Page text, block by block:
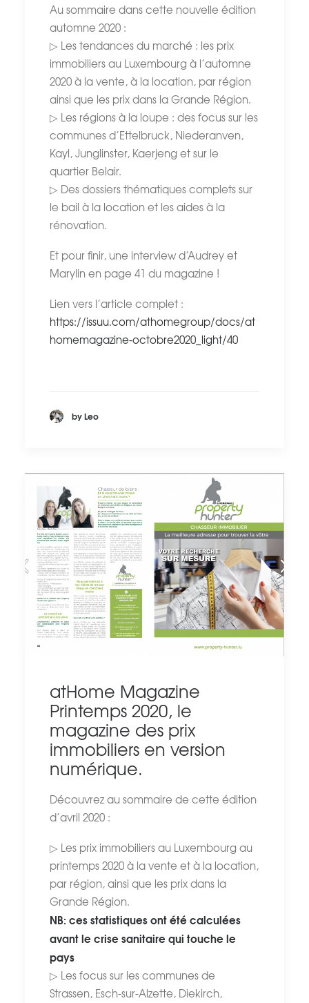
Au sommaire dans cette nouvelle édition
automne 2020 :
▷ Les tendances du marché : les prix
immobiliers au Luxembourg à l’automne
2020 à la vente, à la location, par région
ainsi que les prix dans la Grande Région.
▷ Les régions à la loupe : des focus sur les
communes d’Ettelbruck, Niederanven,
Kayl, Junglinster, Kaerjeng et sur le
quartier Belair.
▷ Des dossiers thématiques complets sur
le bail à la location et les aides à la
rénovation.
Et pour finir, une interview d’Audrey et
Marylin en page 41 du magazine !
Lien vers l’article complet :
https://issuu.com/athomegroup/docs/at
homemagazine-octobre2020_light/40
by Leo
atHome Magazine
Printemps 2020, le
magazine des prix
immobiliers en version
numérique.
Découvrez au sommaire de cette édition
d’avril 2020 :
▷ Les prix immobiliers au Luxembourg au
printemps 2020 à la vente et à la location,
par région, ainsi que les prix dans la
Grande Région.
NB: ces statistiques ont été calculées
avant le crise sanitaire qui touche le
pays
▷ Les focus sur les communes de
Strassen, Esch-sur-Alzette, Diekirch,